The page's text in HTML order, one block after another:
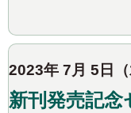
2023年 7月 5日（
新刊発売記